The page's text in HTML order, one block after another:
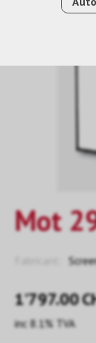
Mot
1’797.00
inc 8.1% TVA